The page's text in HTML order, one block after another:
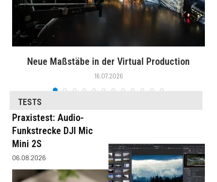
Neue Maßstäbe in der Virtual Production
16.07.2026
TESTS
Praxistest: Audio-
Funkstrecke DJI Mic
Mini 2S
06.08.2026